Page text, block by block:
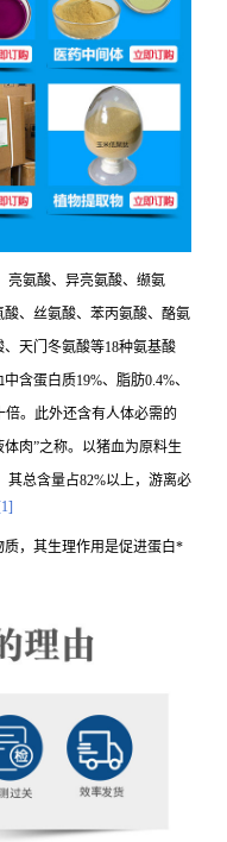
亮氨酸、异亮氨酸、缬氨
、丝氨酸、苯丙氨酸、酪氨
天门冬氨酸等18种氨基酸
含蛋白质19%、脂肪0.4%、
倍。此外还含有人体必需的
肉”之称。以猪血为原料生
其总含量占82%以上，游离必
，其生理作用是促进蛋白*